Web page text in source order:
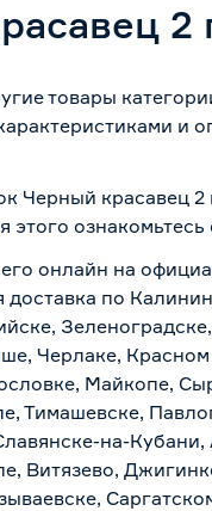
2
товары
и
Черный красавец
онлайн на
по
Черлаке,
Майкопе,
Тимашевске,
на-
Витязево,